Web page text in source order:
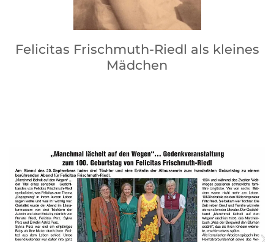
Felicitas Frischmuth-Riedl als kleines
Mädchen